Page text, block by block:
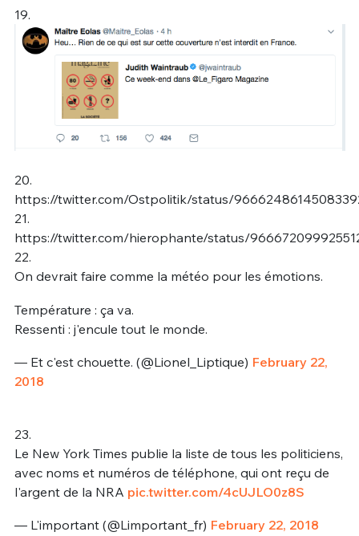
19.
20.
https://twitter.com/Ostpolitik/status/
21.
https://twitter.com/hierophante/status/
22.
On devrait faire comme la météo pour les émotions.
Température : ça va.
Ressenti : j'encule tout le monde.
— Et c'est chouette. (@Lionel_Liptique) February 22,
2018
23.
Le New York Times publie la liste de tous les politiciens,
avec noms et numéros de téléphone, qui ont reçu de
l'argent de la NRA pic.twitter.com/4cUJLO0z8S
— L'important (@Limportant_fr) February 22, 2018